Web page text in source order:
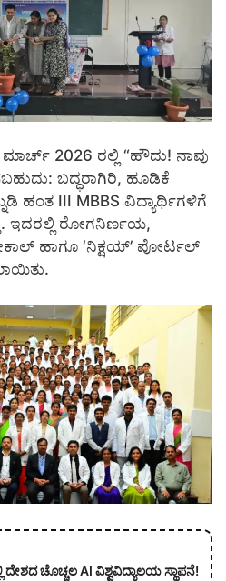
ಮಾರ್ಚ್ 2026 ರಲ್ಲಿ “ಹೌದು! ನಾವು
ಬದ್ಧರಾಗಿರಿ, ಹೂಡಿಕೆ
ಹಂತ III MBBS ವಿದ್ಯಾರ್ಥಿಗಳಿಗೆ
ಇದರಲ್ಲಿ ರೋಗನಿರ್ಣಯ,
ಹಾಗೂ ‘ನಿಕ್ಷಯ್’ ಪೋರ್ಟಲ್
ಚೊಚ್ಚಲ AI ವಿಶ್ವವಿದ್ಯಾಲಯ ಸ್ಥಾಪನೆ!